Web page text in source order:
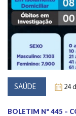
SAÚDE 24
BOLETIM Nº 445 –